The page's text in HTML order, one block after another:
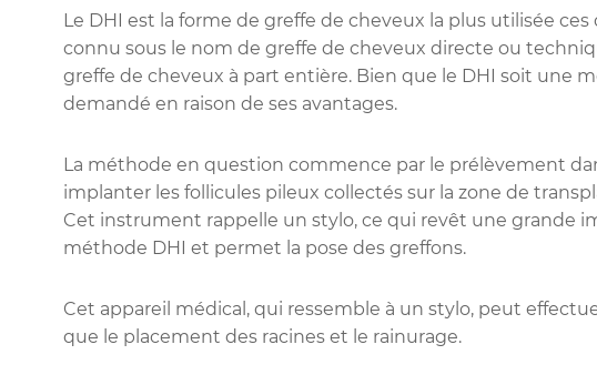
Le DHI est la forme de greffe de cheveux la plus utilisée
connu sous le nom de greffe de cheveux directe ou
greffe de cheveux à part entière. Bien que le DHI soit une
demandé en raison de ses avantages.
La méthode en question commence par le prélèvement
implanter les follicules pileux collectés sur la zone de
Cet instrument rappelle un stylo, ce qui revêt une grande
méthode DHI et permet la pose des greffons.
Cet appareil médical, qui ressemble à un stylo, peut
que le placement des racines et le rainurage.